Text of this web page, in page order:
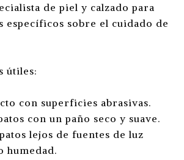
de piel y calzado para
específicos sobre el cuidado de
útiles:
con superficies abrasivas.
con un paño seco y suave.
lejos de fuentes de luz
humedad.